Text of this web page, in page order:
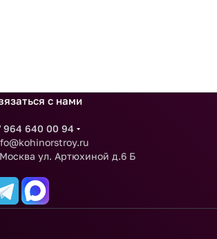
с нами
964 640 00 94
Москва ул. Артюхиной д.6 Б